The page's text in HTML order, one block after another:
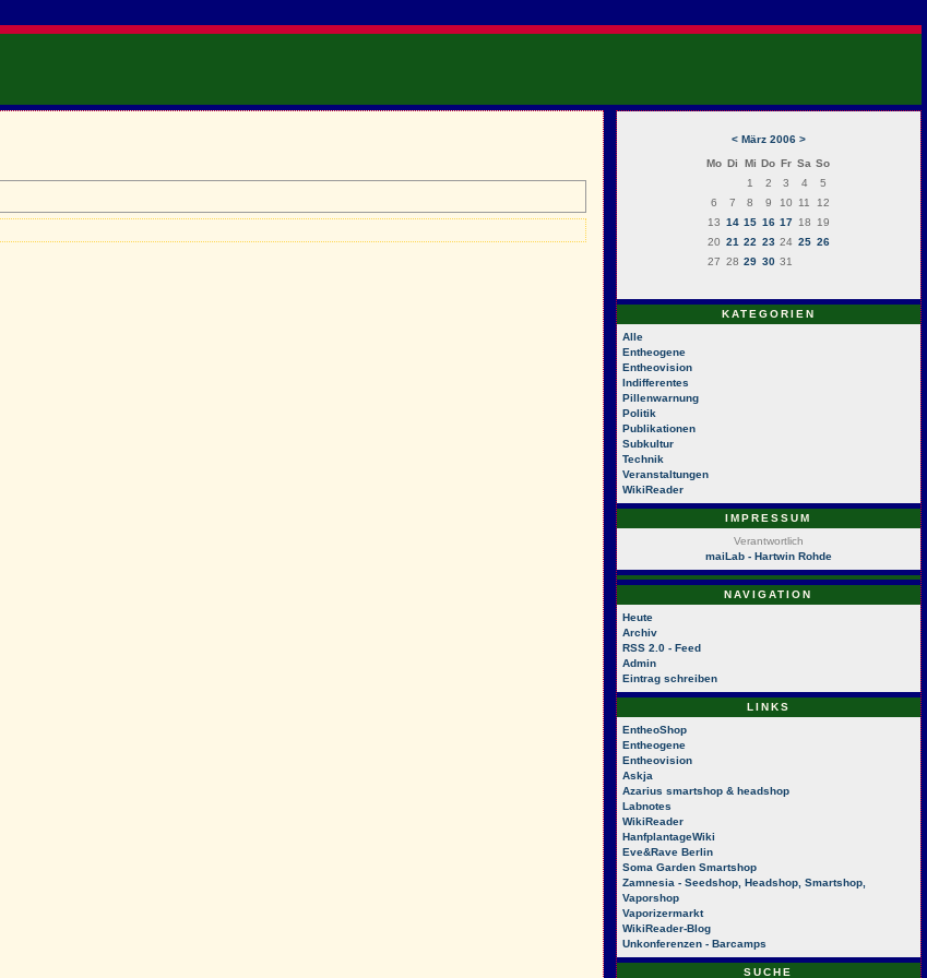
< März 2006 >
Mo Di Mi Do Fr Sa So
1
2 3 4
5
6
7 8 9 10 11
12
13 14 15 16 17 18
19
20 21 22 23 24 25 26
27 28 29 30 31
KATEGORIEN
Alle
Entheogene
Entheovision
Indifferentes
Pillenwarnung
Politik
Publikationen
Subkultur
Technik
Veranstaltungen
WikiReader
IMPRESSUM
Verantwortlich
maiLab - Hartwin Rohde
NAVIGATION
Heute
Archiv
RSS 2.0 - Feed
Admin
Eintrag schreiben
LINKS
EntheoShop
Entheogene
Entheovision
Askja
Azarius smartshop & headshop
Labnotes
WikiReader
HanfplantageWiki
Eve&Rave Berlin
Soma Garden Smartshop
Zamnesia - Seedshop, Headshop, Smartshop,
Vaporshop
Vaporizermarkt
WikiReader-Blog
Unkonferenzen - Barcamps
SUCHE